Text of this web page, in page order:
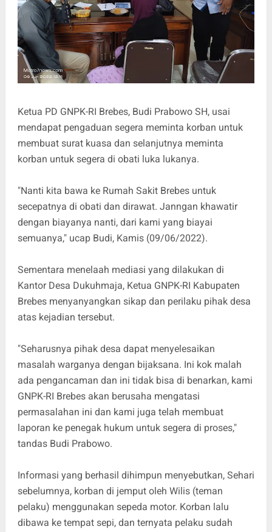
Ketua PD GNPK-RI Brebes, Budi Prabowo SH, usai
mendapat pengaduan segera meminta korban untuk
membuat surat kuasa dan selanjutnya meminta
korban untuk segera di obati luka lukanya.
"Nanti kita bawa ke Rumah Sakit Brebes untuk
secepatnya di obati dan dirawat. Janngan khawatir
dengan biayanya nanti, dari kami yang biayai
semuanya," ucap Budi, Kamis (09/06/2022).
Sementara menelaah mediasi yang dilakukan di
Kantor Desa Dukuhmaja, Ketua GNPK-RI Kabupaten
Brebes menyanyangkan sikap dan perilaku pihak desa
atas kejadian tersebut.
"Seharusnya pihak desa dapat menyelesaikan
masalah warganya dengan bijaksana. Ini kok malah
ada pengancaman dan ini tidak bisa di benarkan, kami
GNPK-RI Brebes akan berusaha mengatasi
permasalahan ini dan kami juga telah membuat
laporan ke penegak hukum untuk segera di proses,"
tandas Budi Prabowo.
Informasi yang berhasil dihimpun menyebutkan, Sehari
sebelumnya, korban di jemput oleh Wilis (teman
pelaku) menggunakan sepeda motor. Korban lalu
dibawa ke tempat sepi, dan ternyata pelaku sudah